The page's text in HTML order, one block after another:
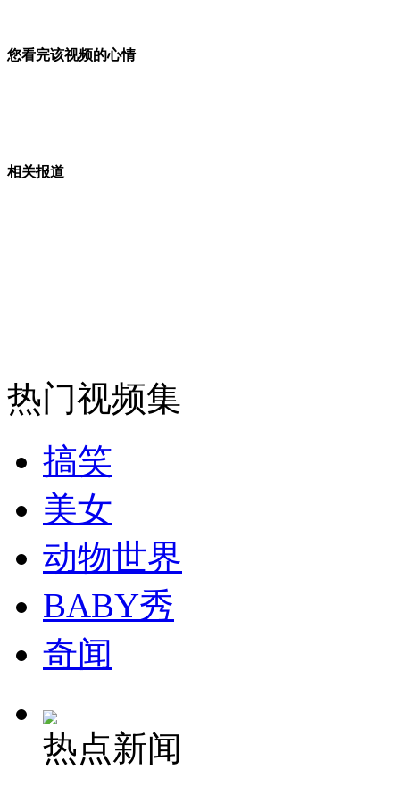
外交部：有关国家言论片面不公正
安徽一实载49人客车翻车
走！跟着总书记去植树
消防员救轻生者
纽约上演“枕头大战”
您看完该视频的心情
相关报道
热门视频集
搞笑
美女
动物世界
BABY秀
奇闻
热点新闻